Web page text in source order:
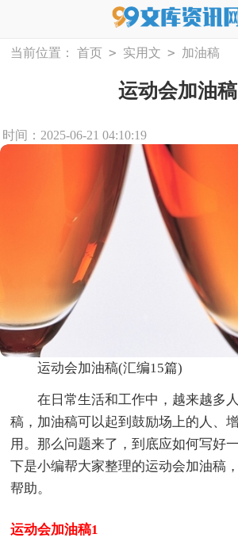
当前位置： 首页 > 实用文 > 加油稿
运动会加油稿
时间：2025-06-21 04:10:19
运动会加油稿(汇编15篇)
在日常生活和工作中，越来越多
稿，加油稿可以起到鼓励场上的人、
用。那么问题来了，到底应如何写好
下是小编帮大家整理的运动会加油稿
帮助。
运动会加油稿1